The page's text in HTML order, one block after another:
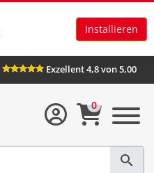
Installieren
Exzellent 4,8 von 5,00
0